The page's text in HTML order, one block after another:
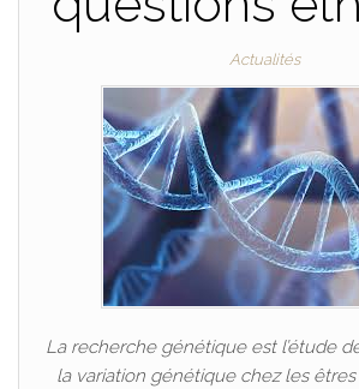
Actualités
La recherche génétique est l’étude
la variation génétique chez les